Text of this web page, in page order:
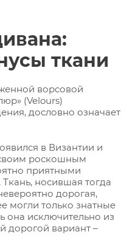
ткани
ворсовой
(Velours)
дословно означает
в Византии и
роскошным
приятными
носившая тогда
дорогая,
могли только знатные
она исключительно из
дорогой вариант –